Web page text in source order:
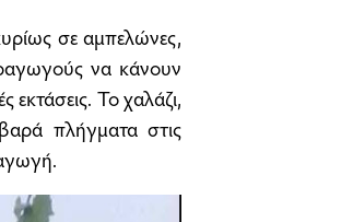
σε αμπελώνες,
να κάνουν
Το χαλάζι,
πλήγματα στις